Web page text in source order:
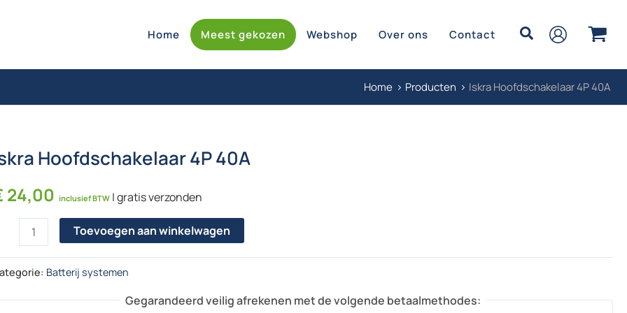
Home Meest gekozen Webshop Over ons Contact Zoeken
Home Producten Iskra Hoofdschakelaar 4P 40A
Hoofdschakelaar 4P 40A
24,00 inclusief BTW | gratis verzonden
Iskra Hoofdschakelaar 4P 40A aantal
Toevoegen aan winkelwagen
Batterij systemen
Gegarandeerd veilig afrekenen met de volgende betaalmethodes: